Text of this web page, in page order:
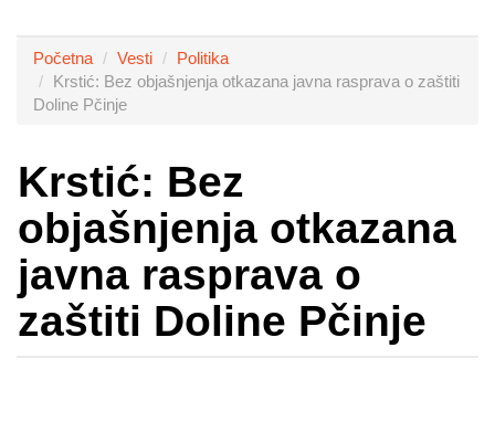
Početna Vesti
Politika
Krstić: Bez objašnjenja otkazana javna rasprava o zaštiti
Doline Pčinje
Krstić: Bez
objašnjenja otkazana
javna rasprava o
zaštiti Doline Pčinje